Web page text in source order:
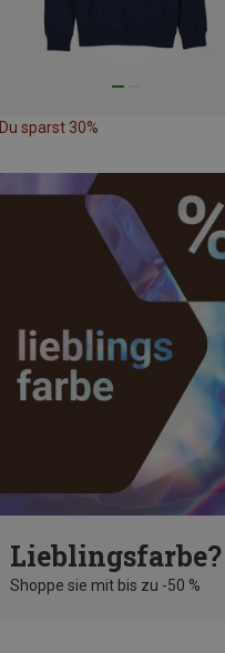
Du sparst 30%
Lieblingsfarbe?
Shoppe sie mit bis zu -50 %